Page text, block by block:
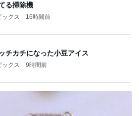
る掃除機
クス 16時間前
チカチになった小豆アイス
クス 9時間前